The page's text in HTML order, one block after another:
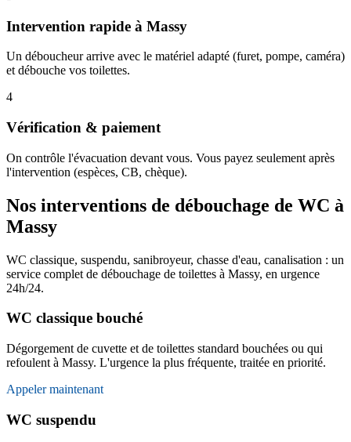
Intervention rapide à Massy
Un déboucheur arrive avec le matériel adapté (furet, pompe, caméra)
et débouche vos toilettes.
4
Vérification & paiement
On contrôle l'évacuation devant vous. Vous payez seulement après
l'intervention (espèces, CB, chèque).
Nos interventions de débouchage de WC à
Massy
WC classique, suspendu, sanibroyeur, chasse d'eau, canalisation : un
service complet de débouchage de toilettes à Massy, en urgence
24h/24.
WC classique bouché
Dégorgement de cuvette et de toilettes standard bouchées ou qui
refoulent à Massy. L'urgence la plus fréquente, traitée en priorité.
Appeler maintenant
WC suspendu